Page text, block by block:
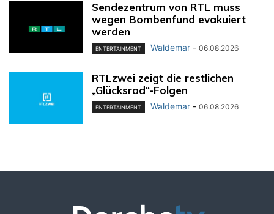
Sendezentrum von RTL muss
wegen Bombenfund evakuiert
werden
ENTERTAINMENT Waldemar - 06.08.2026
RTLzwei zeigt die restlichen
„Glücksrad“-Folgen
ENTERTAINMENT Waldemar - 06.08.2026